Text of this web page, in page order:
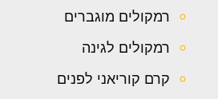
רמקולים מוגברים
רמקולים לגינה
קרם קוריאני לפנים